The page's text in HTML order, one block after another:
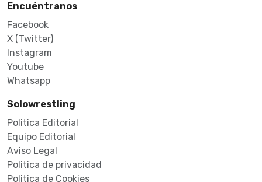
Encuéntranos
Facebook
X (Twitter)
Instagram
Youtube
Whatsapp
Solowrestling
Politica Editorial
Equipo Editorial
Aviso Legal
Politica de privacidad
Politica de Cookies